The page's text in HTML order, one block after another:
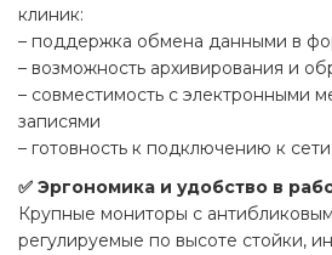
клиник:
– поддержка обмена данными в
– возможность архивирования и
– совместимость с электронными
записями
– готовность к подключению к
✅ Эргономика и удобство в
Крупные мониторы с
регулируемые по высоте стойки,